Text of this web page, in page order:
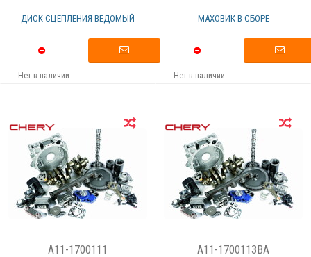
ДИСК СЦЕПЛЕНИЯ ВЕДОМЫЙ
Нет в наличии
МАХОВИК В СБОРЕ
Нет в наличии
A11-1700111 A11-1700113BA